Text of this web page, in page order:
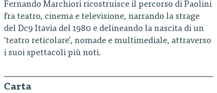
Fernando Marchiori ricostruisce il percorso di Paolini
fra teatro, cinema e televisione, narrando la strage
del Dc9 Itavia del 1980 e delineando la nascita di un
‘teatro reticolare’, nomade e multimediale, attraverso
i suoi spettacoli più noti.
Carta